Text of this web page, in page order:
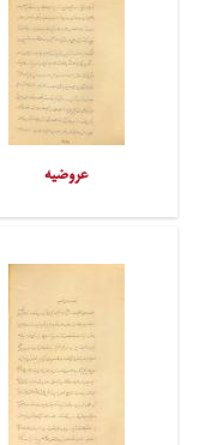
عروضیه